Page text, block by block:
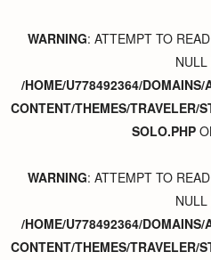
WARNING: ATTEMPT TO
NULL
/HOME/U778492364/
CONTENT/THEMES/TRAVELER/
SOLO.PHP
WARNING: ATTEMPT TO
NULL
/HOME/U778492364/
CONTENT/THEMES/TRAVELER/